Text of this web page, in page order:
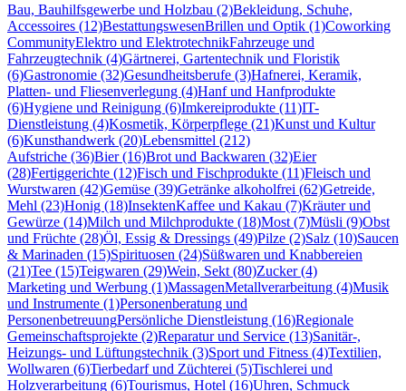
Bau, Bauhilfsgewerbe und Holzbau (2)Bekleidung, Schuhe,
Accessoires (12)BestattungswesenBrillen und Optik (1)Coworking
CommunityElektro und ElektrotechnikFahrzeuge und
Fahrzeugtechnik (4)Gärtnerei, Gartentechnik und Floristik
(6)Gastronomie (32)Gesundheitsberufe (3)Hafnerei, Keramik,
Platten- und Fliesenverlegung (4)Hanf und Hanfprodukte
(6)Hygiene und Reinigung (6)Imkereiprodukte (11)IT-
Dienstleistung (4)Kosmetik, Körperpflege (21)Kunst und Kultur
(6)Kunsthandwerk (20)Lebensmittel (212)
Aufstriche (36)Bier (16)Brot und Backwaren (32)Eier
(28)Fertiggerichte (12)Fisch und Fischprodukte (11)Fleisch und
Wurstwaren (42)Gemüse (39)Getränke alkoholfrei (62)Getreide,
Mehl (23)Honig (18)InsektenKaffee und Kakau (7)Kräuter und
Gewürze (14)Milch und Milchprodukte (18)Most (7)Müsli (9)Obst
und Früchte (28)Öl, Essig & Dressings (49)Pilze (2)Salz (10)Saucen
& Marinaden (15)Spirituosen (24)Süßwaren und Knabbereien
(21)Tee (15)Teigwaren (29)Wein, Sekt (80)Zucker (4)
Marketing und Werbung (1)MassagenMetallverarbeitung (4)Musik
und Instrumente (1)Personenberatung und
PersonenbetreuungPersönliche Dienstleistung (16)Regionale
Gemeinschaftsprojekte (2)Reparatur und Service (13)Sanitär-,
Heizungs- und Lüftungstechnik (3)Sport und Fitness (4)Textilien,
Wollwaren (6)Tierbedarf und Züchterei (5)Tischlerei und
Holzverarbeitung (6)Tourismus, Hotel (16)Uhren, Schmuck